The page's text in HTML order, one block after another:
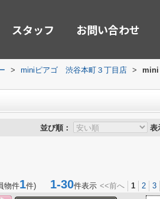
スタッフ お問い合わせ
> miniピアゴ 渋谷本町３丁目店 >
並び順： 表
物件1件) 1-30件表示 <<前へ 1 2 3